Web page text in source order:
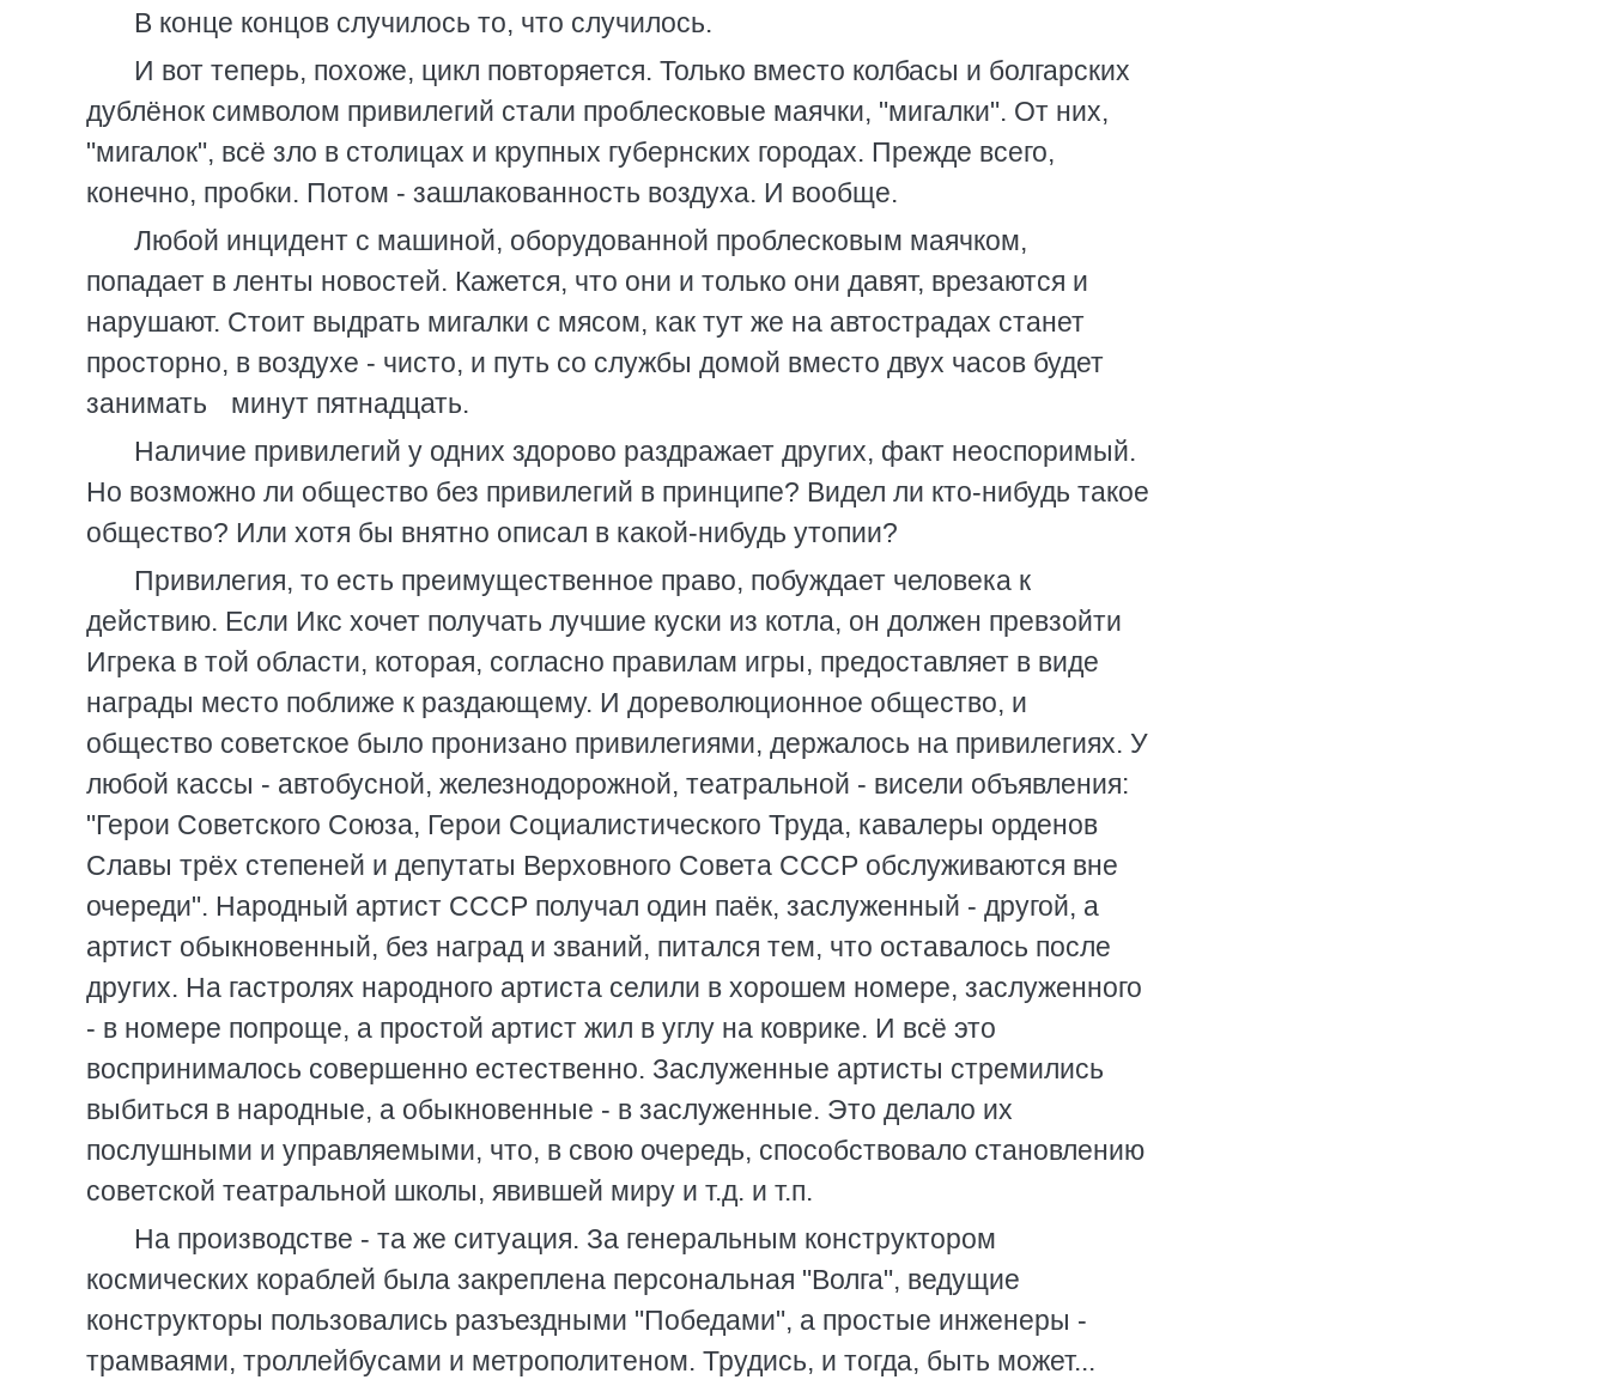
В конце концов случилось то, что случилось.
И вот теперь, похоже, цикл повторяется. Только вместо колбасы и болгарских
дублёнок символом привилегий стали проблесковые маячки, "мигалки". От них,
"мигалок", всё зло в столицах и крупных губернских городах. Прежде всего,
конечно, пробки. Потом - зашлакованность воздуха. И вообще.
Любой инцидент с машиной, оборудованной проблесковым маячком,
попадает в ленты новостей. Кажется, что они и только они давят, врезаются и
нарушают. Стоит выдрать мигалки с мясом, как тут же на автострадах станет
просторно, в воздухе - чисто, и путь со службы домой вместо двух часов будет
занимать минут пятнадцать.
Наличие привилегий у одних здорово раздражает других, факт неоспоримый.
Но возможно ли общество без привилегий в принципе? Видел ли кто-нибудь такое
общество? Или хотя бы внятно описал в какой-нибудь утопии?
Привилегия, то есть преимущественное право, побуждает человека к
действию. Если Икс хочет получать лучшие куски из котла, он должен превзойти
Игрека в той области, которая, согласно правилам игры, предоставляет в виде
награды место поближе к раздающему. И дореволюционное общество, и
общество советское было пронизано привилегиями, держалось на привилегиях. У
любой кассы - автобусной, железнодорожной, театральной - висели объявления:
"Герои Советского Союза, Герои Социалистического Труда, кавалеры орденов
Славы трёх степеней и депутаты Верховного Совета СССР обслуживаются вне
очереди". Народный артист СССР получал один паёк, заслуженный - другой, а
артист обыкновенный, без наград и званий, питался тем, что оставалось после
других. На гастролях народного артиста селили в хорошем номере, заслуженного
- в номере попроще, а простой артист жил в углу на коврике. И всё это
воспринималось совершенно естественно. Заслуженные артисты стремились
выбиться в народные, а обыкновенные - в заслуженные. Это делало их
послушными и управляемыми, что, в свою очередь, способствовало становлению
советской театральной школы, явившей миру и т.д. и т.п.
На производстве - та же ситуация. За генеральным конструктором
космических кораблей была закреплена персональная "Волга", ведущие
конструкторы пользовались разъездными "Победами", а простые инженеры -
трамваями, троллейбусами и метрополитеном. Трудись, и тогда, быть может...